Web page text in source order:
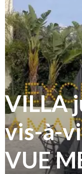
VILLA
vis-à-
VUE